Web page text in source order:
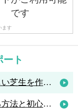
ます
ト
初めてでも失敗しない芝刈り！美しい芝生を作るためのコツと人気の芝刈り機4選
草刈りをあっという間に終わらせる方法と初心者におすすめの草刈機3選